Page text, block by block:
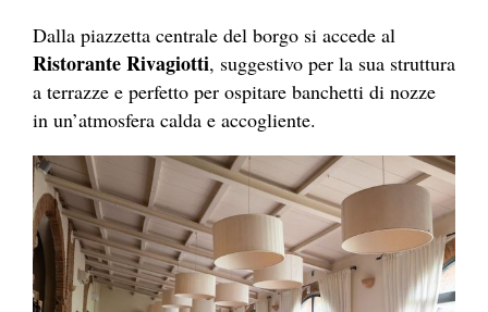
Dalla piazzetta centrale del borgo si accede al
Ristorante Rivagiotti, suggestivo per la sua struttura
a terrazze e perfetto per ospitare banchetti di nozze
in un’atmosfera calda e accogliente.